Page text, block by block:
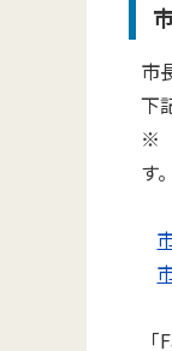
市
下
※
す。